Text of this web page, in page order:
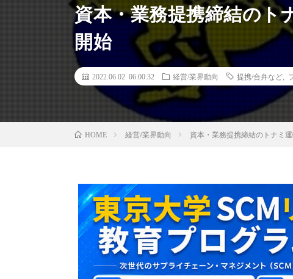
資本・業務提携締結のト
開始
2022.06.02 06:00:32 経営/業界動向 提携/合弁など
HOME 経営/業界動向 資本・業務提携締結のトナミ